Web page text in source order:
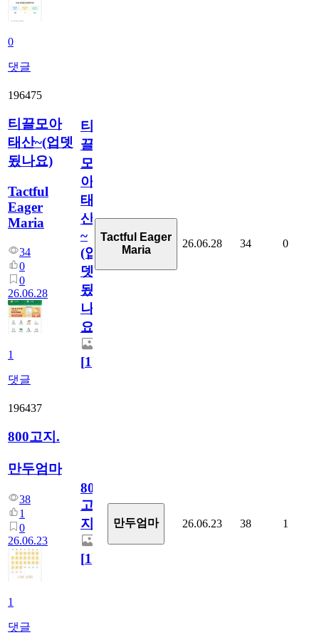
0
댓글
196475
티끌모아
태산~(업뎃
됬나요)
Tactful
Eager
Maria
34
0
0
26.06.28
1
댓글
티
끌
모
아
태
산
~
(업
뎃
됬
나
요)
[1]
Tactful Eager
Maria
26.06.28 34 0
196437
800고지.
만두엄마
38
1
0
26.06.23
1
댓글
800
고
지.
[1]
만두엄마 26.06.23 38 1